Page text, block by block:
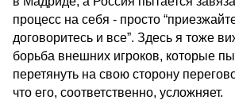
процесс на себя - просто
договоритесь и все”. Здесь я тоже
борьба внешних игроков, которые
перетянуть на свою сторону
что его, соответственно, усложняет.